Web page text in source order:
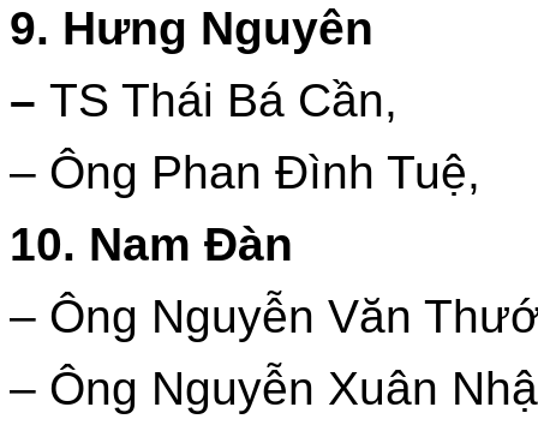
9. Hưng Nguyên
– TS Thái Bá Cần,
– Ông Phan Đình Tuệ,
10. Nam Đàn
– Ông Nguyễn Văn
– Ông Nguyễn Xuân